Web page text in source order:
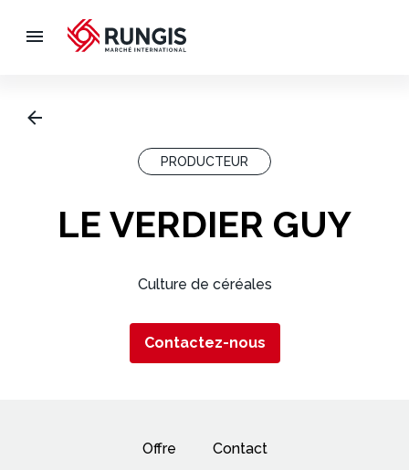
PRODUCTEUR
LE VERDIER GUY
Culture de céréales
Contactez-nous
Offre Contact